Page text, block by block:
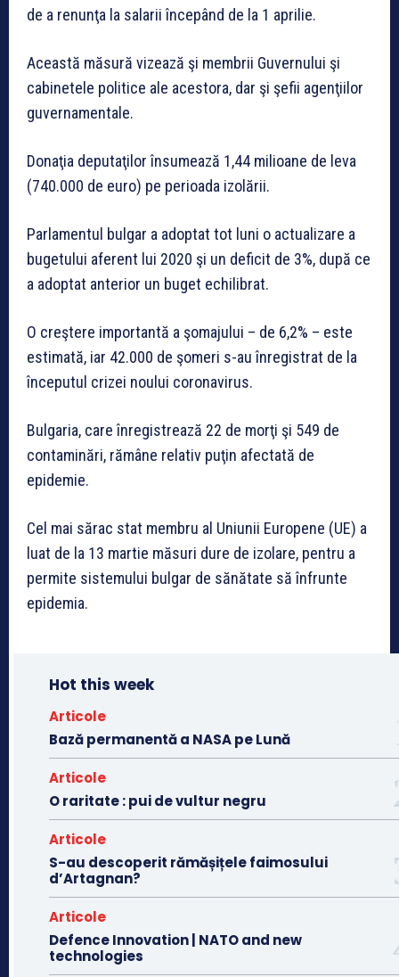
de a renunţa la salarii începând de la 1 aprilie.
Această măsură vizează şi membrii Guvernului şi
cabinetele politice ale acestora, dar şi şefii agenţiilor
guvernamentale.
Donaţia deputaţilor însumează 1,44 milioane de leva
(740.000 de euro) pe perioada izolării.
Parlamentul bulgar a adoptat tot luni o actualizare a
bugetului aferent lui 2020 şi un deficit de 3%, după ce
a adoptat anterior un buget echilibrat.
O creştere importantă a şomajului – de 6,2% – este
estimată, iar 42.000 de şomeri s-au înregistrat de la
începutul crizei noului coronavirus.
Bulgaria, care înregistrează 22 de morţi şi 549 de
contaminări, rămâne relativ puţin afectată de
epidemie.
Cel mai sărac stat membru al Uniunii Europene (UE) a
luat de la 13 martie măsuri dure de izolare, pentru a
permite sistemului bulgar de sănătate să înfrunte
epidemia.
Hot this week
Articole
Bază permanentă a NASA pe Lună
Articole
O raritate : pui de vultur negru
Articole
S-au descoperit rămășițele faimosului
d’Artagnan?
Articole
Defence Innovation | NATO and new
technologies